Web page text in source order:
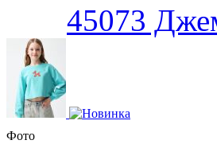
45073
Фото